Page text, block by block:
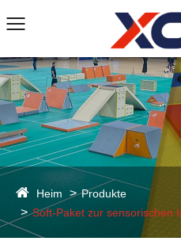
Heim
Produkte
Soft-Paket zur sensorischen